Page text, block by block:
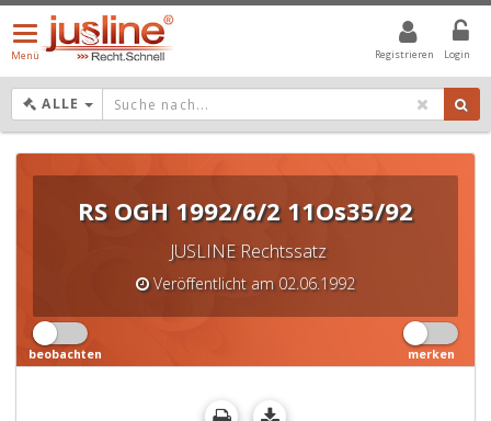
Registrieren Login
Menü
öffnen/schließen
Menü
ALLE DROPDOWN: GEWÄHLTER WERT IST ALLE
RS OGH 1992/6/2 11Os35/92
JUSLINE Rechtssatz
Veröffentlicht am 02.06.1992
beobachten merken